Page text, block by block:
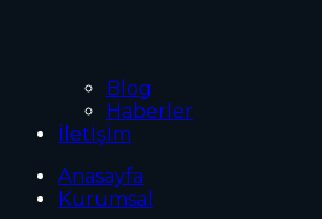
Blog
Haberler
İletİşİm
Anasayfa
Kurumsal